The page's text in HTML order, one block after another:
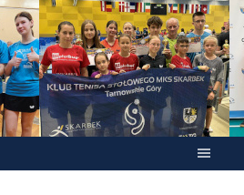
Skip
to
content